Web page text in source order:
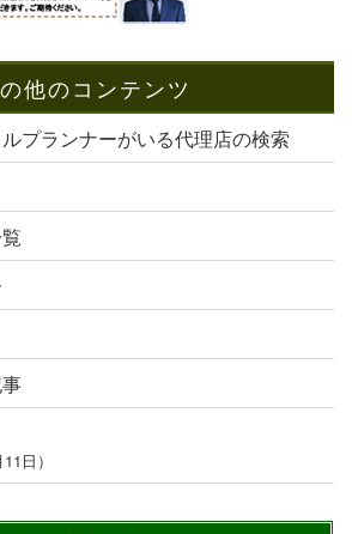
他のコンテンツ
プランナーがいる代理店の検索
日）